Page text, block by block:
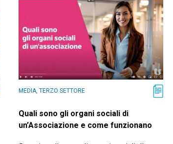
MEDIA, TERZO SETTORE
Quali sono gli organi sociali di
un’Associazione e come funzionano